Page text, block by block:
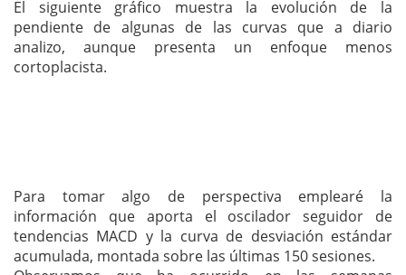
El siguiente gráfico muestra la evolución de la
pendiente de algunas de las curvas que a diario
analizo, aunque presenta un enfoque menos
cortoplacista.
Para tomar algo de perspectiva emplearé la
información que aporta el oscilador seguidor de
tendencias MACD y la curva de desviación estándar
acumulada, montada sobre las últimas 150 sesiones.